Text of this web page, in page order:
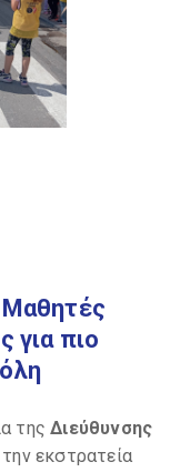
Μαθητές
για πιο
τηςΔιεύθυνσης
την εκστρατεία